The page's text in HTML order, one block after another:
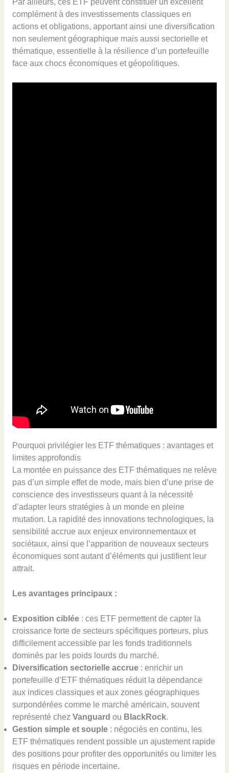
Par ailleurs, ces ETF peuvent constituer un excellent
complément à des investissements classiques en
actions et obligations, apportant ainsi une diversification
non seulement géographique mais aussi sectorielle et
thématique, essentielle à la résilience d’un portefeuille
face aux chocs économiques et géopolitiques.
Pourquoi privilégier les ETF thématiques : avantages et
limites approfondis
La montée en puissance des ETF thématiques ne relève
pas d’un simple effet de mode, mais bien d’une prise de
conscience des investisseurs quant à la nécessité
d’adapter leurs stratégies à un monde en pleine
mutation. La rapidité des innovations technologiques, la
sensibilité accrue aux enjeux environnementaux et
sociétaux, ainsi que l’apparition de nouveaux secteurs
économiques sont autant d’éléments qui justifient leur
attrait.
Les avantages principaux :
Exposition ciblée: ces ETF permettent de capter la
croissance forte de secteurs spécifiques porteurs, plus
difficilement accessible par les fonds traditionnels
dominés par les poids lourds du marché.
Diversification sectorielle accrue: enrichir un
portefeuille d’ETF thématiques réduit la dépendance
aux indices classiques et aux zones géographiques
surpondérées comme le marché américain, souvent
représenté chez Vanguard ou BlackRock.
Gestion simple et souple: négociés en continu, les
ETF thématiques rendent possible un ajustement rapide
des positions pour profiter des opportunités ou limiter les
risques en période incertaine.